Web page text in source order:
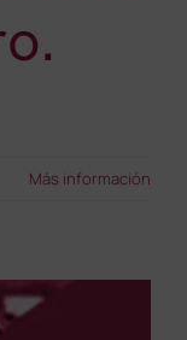
Más información